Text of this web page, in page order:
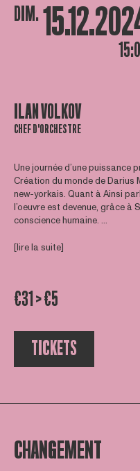
DIM.
ILAN VOLKOV
CHEF D'ORCHESTRE
Une journée d’une puissance
Création du monde de Darius
new-yorkais. Quant à Ainsi
l’oeuvre est devenue, grâce
conscience humaine. ...
[lire la suite]
€31 > €5
TICKETS
CHANGEMENT